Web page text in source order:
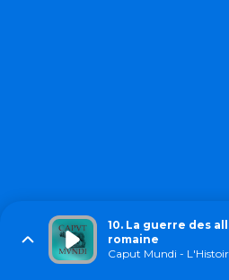
10. La guerre des
romaine
Caput Mundi -